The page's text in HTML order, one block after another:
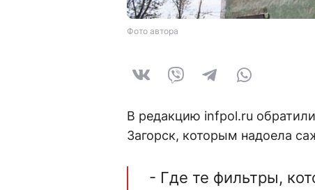
Фото автора
В редакцию infpol.ru
Загорск, которым надоела
- Где те фильтры,